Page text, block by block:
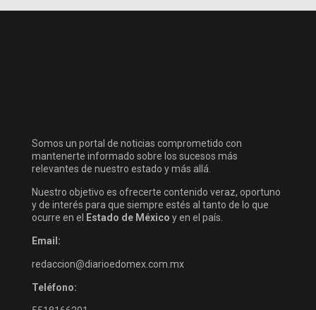
Somos un portal de noticias comprometido con
mantenerte informado sobre los sucesos más
relevantes de nuestro estado y más allá.
Nuestro objetivo es ofrecerte contenido veraz, oportuno
y de interés para que siempre estés al tanto de lo que
ocurre en el
Estado de México y en el país.
Email:
redaccion@diarioedomex.com.mx
Teléfono: